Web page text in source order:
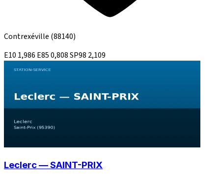
Contrexéville (88140)
E10 1,986 E850,808SP98 2,109
Leclerc — SAINT-PRIX